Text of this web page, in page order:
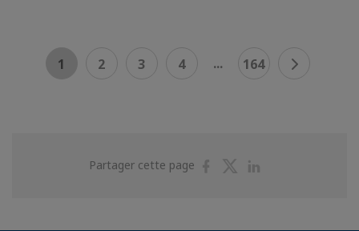
1 2 3 4 ... 164
Partager cette page
PartagerPartager